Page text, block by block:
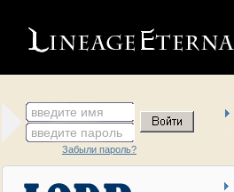
введите имя
введите пароль
Забыли пароль?